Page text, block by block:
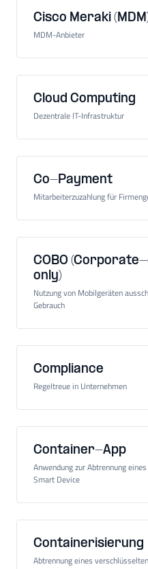
Cisco Meraki
MDM-Anbieter
Cloud Computing
Dezentrale IT-Infrastruktur
Co-Payment
Mitarbeiterzuzahlung für
COBO
only)
Nutzung von Mobilgeräten
Gebrauch
Compliance
Regeltreue in Unternehmen
Container-App
Anwendung zur Abtrennung
Smart Device
Containerisierung
Abtrennung eines